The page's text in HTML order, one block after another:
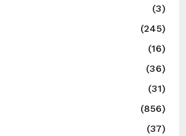
(3)
(245)
(16)
(36)
(31)
(856)
(37)